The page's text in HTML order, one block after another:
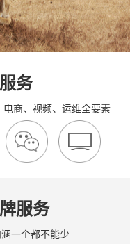
务
电商、视频、运维全要素
服务
一个都不能少